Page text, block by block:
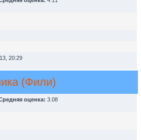
20:29
(Фили)
оценка: 3.08